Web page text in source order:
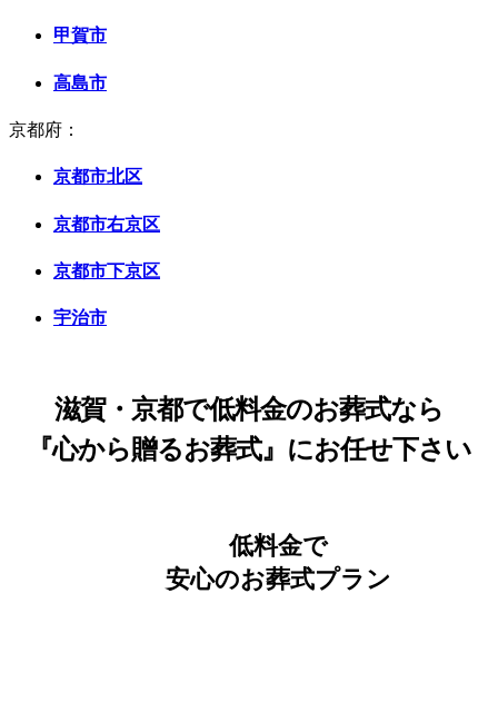
甲賀市
高島市
京都府：
京都市北区
京都市右京区
京都市下京区
宇治市
滋賀・京都で低料金のお葬式なら
『心から贈るお葬式』にお任せ下さい
低料金で
安心のお葬式プラン